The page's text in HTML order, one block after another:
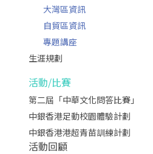
大灣區資訊
自貿區資訊
專題講座
生涯規劃
活動/比賽
第二屆「中華文化問答比賽」
中銀香港足動校園體驗計劃
中銀香港港超青苗訓練計劃
活動回顧